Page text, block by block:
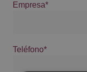
Empresa*
Teléfono*